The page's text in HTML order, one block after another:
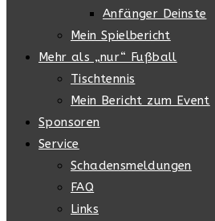
Anfänger Deinste
Mein Spielbericht
Mehr als „nur“ Fußball
Tischtennis
Mein Bericht zum Event
Sponsoren
Service
Schadensmeldungen
FAQ
Links